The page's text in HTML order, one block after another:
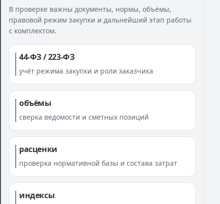
В проверке важны документы, нормы, объёмы,
правовой режим закупки и дальнейший этап работы
с комплектом.
44-ФЗ / 223-ФЗ
учёт режима закупки и роли заказчика
объёмы
сверка ведомости и сметных позиций
расценки
проверка нормативной базы и состава затрат
индексы